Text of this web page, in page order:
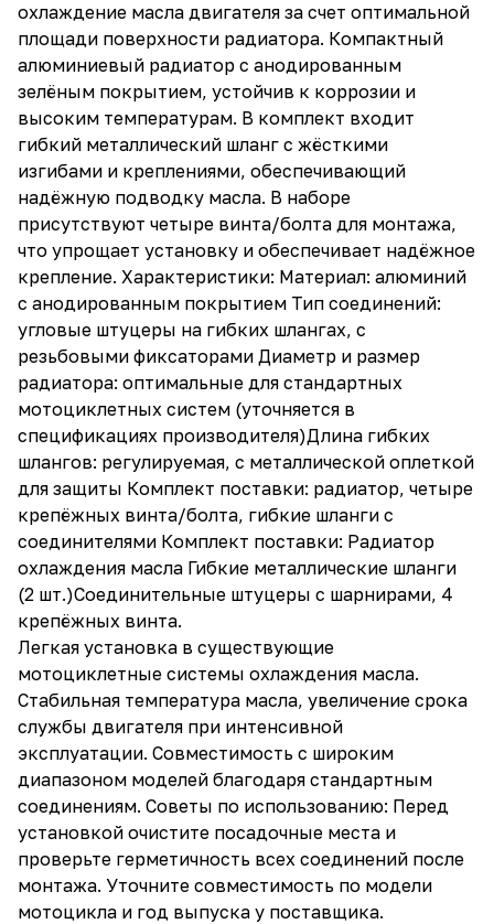
охлаждение масла двигателя за счет оптимальной
площади поверхности радиатора. Компактный
алюминиевый радиатор с анодированным
зелёным покрытием, устойчив к коррозии и
высоким температурам. В комплект входит
гибкий металлический шланг с жёсткими
изгибами и креплениями, обеспечивающий
надёжную подводку масла. В наборе
присутствуют четыре винта/болта для монтажа,
что упрощает установку и обеспечивает надёжное
крепление. Характеристики: Материал: алюминий
с анодированным покрытием Тип соединений:
угловые штуцеры на гибких шлангах, с
резьбовыми фиксаторами Диаметр и размер
радиатора: оптимальные для стандартных
мотоциклетных систем (уточняется в
спецификациях производителя)Длина гибких
шлангов: регулируемая, с металлической оплеткой
для защиты Комплект поставки: радиатор, четыре
крепёжных винта/болта, гибкие шланги с
соединителями Комплект поставки: Радиатор
охлаждения масла Гибкие металлические шланги
(2 шт.)Соединительные штуцеры с шарнирами, 4
крепёжных винта.
Легкая установка в существующие
мотоциклетные системы охлаждения масла.
Стабильная температура масла, увеличение срока
службы двигателя при интенсивной
эксплуатации. Совместимость с широким
диапазоном моделей благодаря стандартным
соединениям. Советы по использованию: Перед
установкой очистите посадочные места и
проверьте герметичность всех соединений после
монтажа. Уточните совместимость по модели
мотоцикла и год выпуска у поставщика.